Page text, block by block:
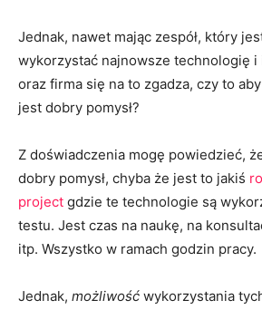
Jednak, nawet mając zespół, który
wykorzystać najnowsze technologię i
oraz firma się na to zgadza, czy to
jest dobry pomysł?
Z doświadczenia mogę powiedzieć,
dobry pomysł, chyba że jest to jakiś
project gdzie te technologie są
testu. Jest czas na naukę, na
itp. Wszystko w ramach godzin pracy.
Jednak, możliwość wykorzystania